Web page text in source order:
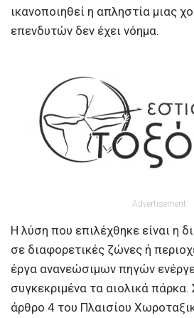
ικανοποιηθεί η απληστία μιας
επενδυτών δεν έχει νόημα.
Advertisement
Η λύση που επιλέχθηκε είναι η
σε διαφορετικές ζώνες ή
έργα ανανεώσιμων πηγών
συγκεκριμένα τα αιολικά
άρθρο 4 του Πλαισίου